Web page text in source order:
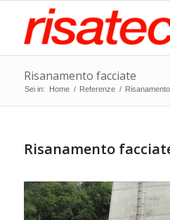
Risanamento facciate
Sei in: Home / Referenze /
Risanamento